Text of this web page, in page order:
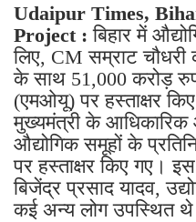
Udaipur Times,
Project :बिहार में
लिए, CM सम्राट चौधरी
के साथ 51,000 करोड़
(एमओयू) पर हस्ताक्षर
मुख्यमंत्री के आधिकारिक
औद्योगिक समूहों के
पर हस्ताक्षर किए गए।
बिजेंद्र प्रसाद यादव,
कई अन्य लोग उपस्थित